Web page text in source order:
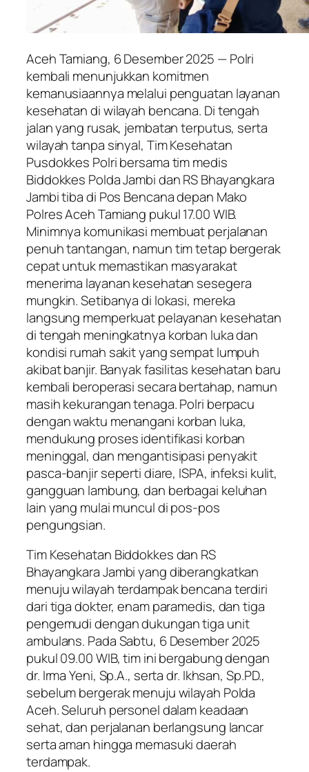
Aceh Tamiang, 6 Desember 2025 — Polri
kembali menunjukkan komitmen
kemanusiaannya melalui penguatan layanan
kesehatan di wilayah bencana. Di tengah
jalan yang rusak, jembatan terputus, serta
wilayah tanpa sinyal, Tim Kesehatan
Pusdokkes Polri bersama tim medis
Biddokkes Polda Jambi dan RS Bhayangkara
Jambi tiba di Pos Bencana depan Mako
Polres Aceh Tamiang pukul 17.00 WIB.
Minimnya komunikasi membuat perjalanan
penuh tantangan, namun tim tetap bergerak
cepat untuk memastikan masyarakat
menerima layanan kesehatan sesegera
mungkin. Setibanya di lokasi, mereka
langsung memperkuat pelayanan kesehatan
di tengah meningkatnya korban luka dan
kondisi rumah sakit yang sempat lumpuh
akibat banjir. Banyak fasilitas kesehatan baru
kembali beroperasi secara bertahap, namun
masih kekurangan tenaga. Polri berpacu
dengan waktu menangani korban luka,
mendukung proses identifikasi korban
meninggal, dan mengantisipasi penyakit
pasca-banjir seperti diare, ISPA, infeksi kulit,
gangguan lambung, dan berbagai keluhan
lain yang mulai muncul di pos-pos
pengungsian.
Tim Kesehatan Biddokkes dan RS
Bhayangkara Jambi yang diberangkatkan
menuju wilayah terdampak bencana terdiri
dari tiga dokter, enam paramedis, dan tiga
pengemudi dengan dukungan tiga unit
ambulans. Pada Sabtu, 6 Desember 2025
pukul 09.00 WIB, tim ini bergabung dengan
dr. Irma Yeni, Sp.A., serta dr. Ikhsan, Sp.PD.,
sebelum bergerak menuju wilayah Polda
Aceh. Seluruh personel dalam keadaan
sehat, dan perjalanan berlangsung lancar
serta aman hingga memasuki daerah
terdampak.